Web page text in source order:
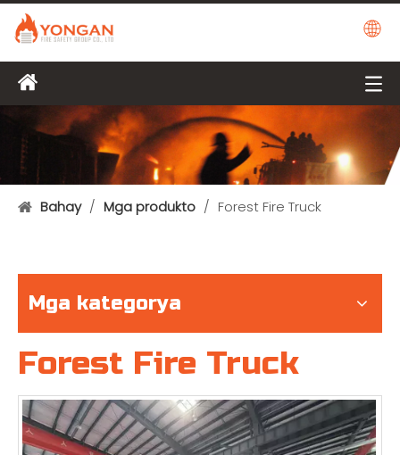
Bahay / Mga produkto / Forest Fire Truck
Mga kategorya
Forest Fire Truck